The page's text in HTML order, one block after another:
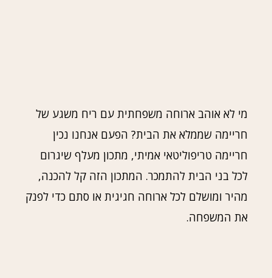
מי לא אוהב ארוחה משפחתית עם ריח משגע של
חריימה שממלא את הבית? הפעם אנחנו נכין
חריימה טריפוליטאי אמיתי, מתכון מעלף שיגרום
לכל בני הבית להתמכר. המתכון הזה קל להכנה,
מהיר ומושלם לכל ארוחה חגיגית או סתם כדי לפנק
את המשפחה.